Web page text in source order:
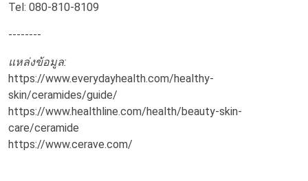
Tel: 080-810-8109
--------
แหล่งข้อมูล:
https://www.everydayhealth.com/healthy-
skin/ceramides/guide/
https://www.healthline.com/health/beauty-skin-
care/ceramide
https://www.cerave.com/